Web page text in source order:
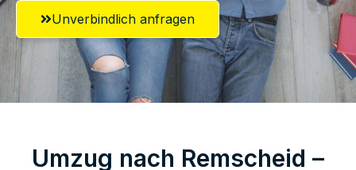
Unverbindlich anfragen
Umzug nach Remscheid –